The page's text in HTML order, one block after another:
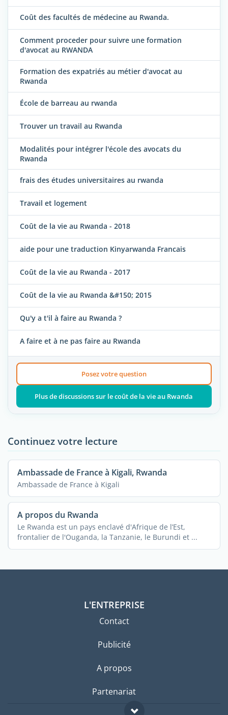
Coût des facultés de médecine au Rwanda.
Comment proceder pour suivre une formation
d'avocat au RWANDA
Formation des expatriés au métier d'avocat au
Rwanda
École de barreau au rwanda
Trouver un travail au Rwanda
Modalités pour intégrer l'école des avocats du
Rwanda
frais des études universitaires au rwanda
Travail et logement
Coût de la vie au Rwanda - 2018
aide pour une traduction Kinyarwanda Francais
Coût de la vie au Rwanda - 2017
Coût de la vie au Rwanda &#150; 2015
Qu'y a t'il à faire au Rwanda ?
A faire et à ne pas faire au Rwanda
Posez votre question
Plus de discussions sur le coût de la vie au Rwanda
Continuez votre lecture
Ambassade de France à Kigali, Rwanda
Ambassade de France à Kigali
A propos du Rwanda
Le Rwanda est un pays enclavé d'Afrique de l’Est,
frontalier de l'Ouganda, la Tanzanie, le Burundi et ...
L'ENTREPRISE
Contact
Publicité
A propos
Partenariat